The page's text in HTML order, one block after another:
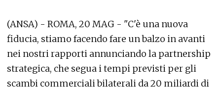
(ANSA) - ROMA, 20 MAG - "C'è una nuova
fiducia, stiamo facendo fare un balzo in avanti
nei nostri rapporti annunciando la partnership
strategica, che segua i tempi previsti per gli
scambi commerciali bilaterali da 20 miliardi di